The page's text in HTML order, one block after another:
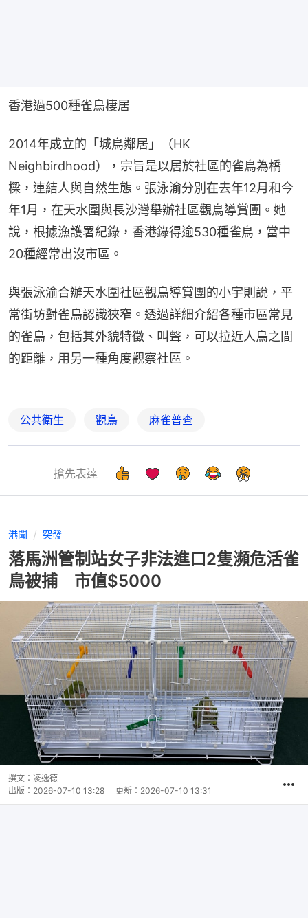
香港過500種雀鳥棲居
2014年成立的「城鳥鄰居」（HK
Neighbirdhood），宗旨是以居於社區的雀鳥為橋
樑，連結人與自然生態。張泳渝分別在去年12月和今
年1月，在天水圍與長沙灣舉辦社區觀鳥導賞團。她
說，根據漁護署紀錄，香港錄得逾530種雀鳥，當中
20種經常出沒市區。
與張泳渝合辦天水圍社區觀鳥導賞團的小宇則說，平
常街坊對雀鳥認識狹窄。透過詳細介紹各種市區常見
的雀鳥，包括其外貌特徵、叫聲，可以拉近人鳥之間
的距離，用另一種角度觀察社區。
公共衛生 觀鳥 麻雀普查
搶先表達
港聞 突發
落馬洲管制站女子非法進口2隻瀕危活雀
鳥被捕 市值$5000
撰文： 凌逸德
出版： 2026-07-10 13:28 更新： 2026-07-10 13:31